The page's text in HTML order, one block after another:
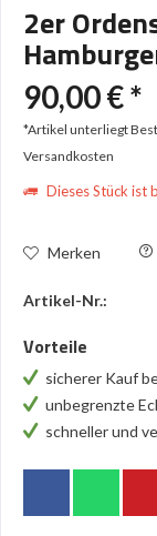
2er
90,00 € *
*Artikel unterliegt
Versandkosten
Dieses Stück ist
Merken
Artikel-Nr.:
Vorteile
sicherer Kauf
unbegrenzte
schneller und